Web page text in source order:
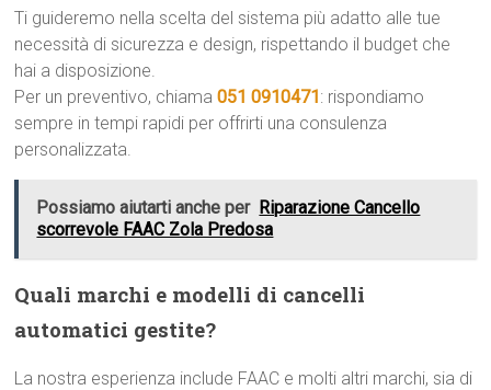
Ti guideremo nella scelta del sistema più adatto alle tue
necessità di sicurezza e design, rispettando il budget che
hai a disposizione.
Per un preventivo, chiama051 0910471: rispondiamo
sempre in tempi rapidi per offrirti una consulenza
personalizzata.
Possiamo aiutarti anche per Riparazione Cancello
scorrevole FAAC Zola Predosa
Quali marchi e modelli di cancelli
automatici gestite?
La nostra esperienza include FAAC e molti altri marchi, sia di